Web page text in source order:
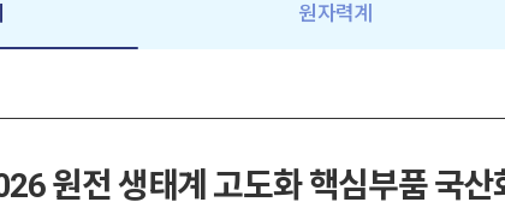
원자력계
원전 생태계 고도화 핵심부품 국